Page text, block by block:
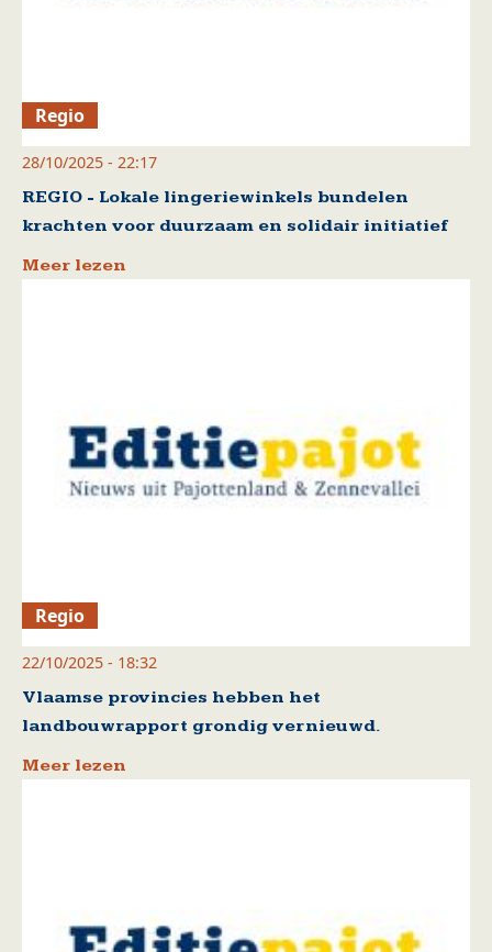
Regio
28/10/2025 - 22:17
REGIO - Lokale lingeriewinkels bundelen
krachten voor duurzaam en solidair initiatief
Meer lezen
Regio
22/10/2025 - 18:32
Vlaamse provincies hebben het
landbouwrapport grondig vernieuwd.
Meer lezen